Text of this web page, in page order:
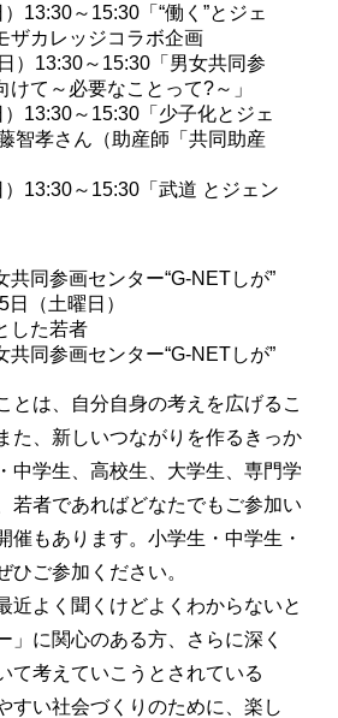
13:30～15:30 「“働く”とジェ
ザカレッジコラボ企画
）13:30～15:30 「男女共同参
けて～必要なことって?～」
13:30～15:30 「少子化とジェ
智孝さん（助産師「共同助産
13:30～15:30 「武道 とジェン
共同参画センター“G-NETしが”
（土曜日）
した若者
共同参画センター“G-NETしが”
とは、自分自身の考えを広げるこ
た、新しいつながりを作るきっか
中学生、高校生、大学生、専門学
若者であればどなたでもご参加い
催もあります。小学生・中学生・
ひご参加ください。
近よく聞くけどよくわからないと
」に関心のある方、さらに深く
て考えていこうとされている
い社会づくりのために、楽し